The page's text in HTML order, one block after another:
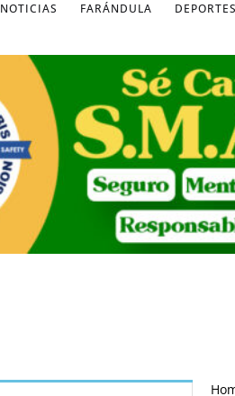
NOTICIAS FARÁNDULA DEPORTES